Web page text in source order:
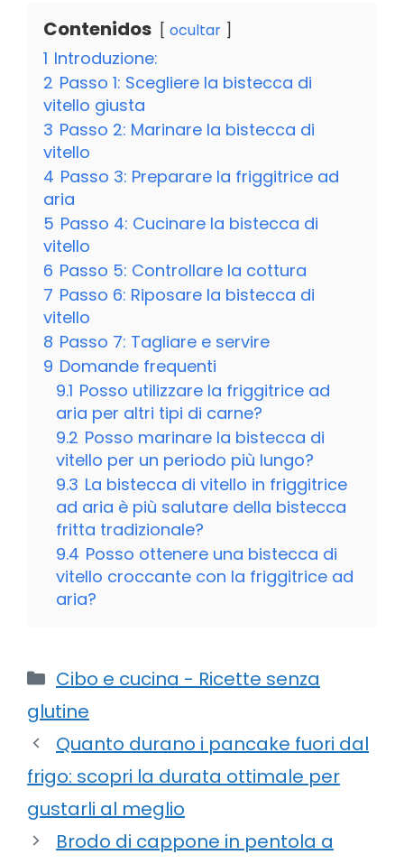
Contenidos ocultar
1 Introduzione:
2 Passo 1: Scegliere la bistecca di
vitello giusta
3 Passo 2: Marinare la bistecca di
vitello
4 Passo 3: Preparare la friggitrice ad
aria
5 Passo 4: Cucinare la bistecca di
vitello
6 Passo 5: Controllare la cottura
7 Passo 6: Riposare la bistecca di
vitello
8 Passo 7: Tagliare e servire
9 Domande frequenti
9.1 Posso utilizzare la friggitrice ad
aria per altri tipi di carne?
9.2 Posso marinare la bistecca di
vitello per un periodo più lungo?
9.3 La bistecca di vitello in friggitrice
ad aria è più salutare della bistecca
fritta tradizionale?
9.4 Posso ottenere una bistecca di
vitello croccante con la friggitrice ad
aria?
Categorie
Cibo e cucina - Ricette senza
glutine
Quanto durano i pancake fuori dal
frigo: scopri la durata ottimale per
gustarli al meglio
Brodo di cappone in pentola a